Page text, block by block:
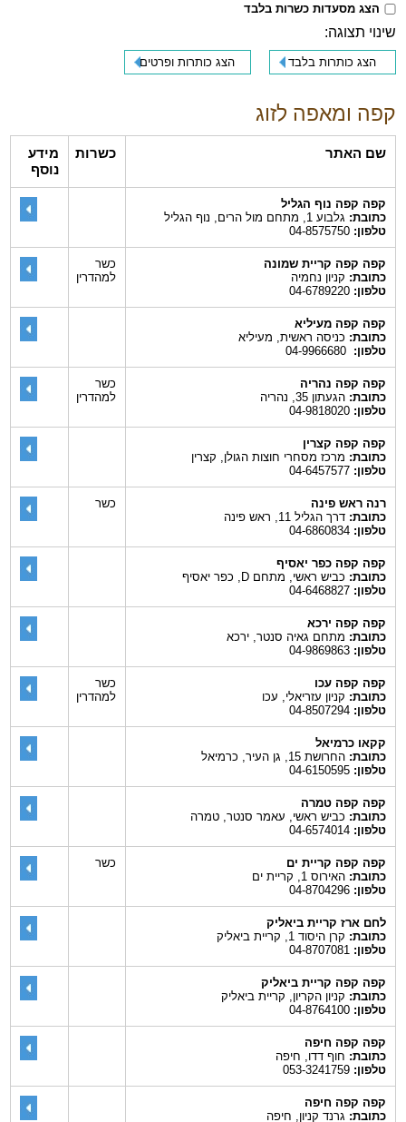
הצג מסעדות כשרות בלבד
שינוי תצוגה:
הצג כותרות בלבד הצג כותרות ופרטים
קפה ומאפה לזוג
שם האתר כשרות
מידע
נוסף
קפה קפה נוף הגליל
כתובת:גלבוע 1, מתחם מול הרים, נוף הגליל
טלפון:04-8575750
קפה קפה קריית שמונה
כתובת:קניון נחמיה
טלפון:04-6789220
כשר
למהדרין
קפה קפה מעיליא
כתובת:כניסה ראשית, מעיליא
טלפון:04-9966680
קפה קפה נהריה
כתובת:הגעתון 35, נהריה
טלפון:04-9818020
כשר
למהדרין
קפה קפה קצרין
כתובת:מרכז מסחרי חוצות הגולן, קצרין
טלפון:04-6457577
רנה ראש פינה
כתובת:דרך הגליל 11, ראש פינה
טלפון:04-6860834
כשר
קפה קפה כפר יאסיף
כתובת:כביש ראשי, מתחם D, כפר יאסיף
טלפון:04-6468827
קפה קפה ירכא
כתובת:מתחם גאיה סנטר, ירכא
טלפון:04-9869863
קפה קפה עכו
כתובת:קניון עזריאלי, עכו
טלפון:04-8507294
כשר
למהדרין
קקאו כרמיאל
כתובת:החרושת 15, גן העיר, כרמיאל
טלפון:04-6150595
קפה קפה טמרה
כתובת:כביש ראשי, עאמר סנטר, טמרה
טלפון:04-6574014
קפה קפה קריית ים
כתובת:האירוס 1, קריית ים
טלפון:04-8704296
כשר
לחם ארז קריית ביאליק
כתובת:קרן היסוד 1, קריית ביאליק
טלפון:04-8707081
קפה קפה קריית ביאליק
כתובת:קניון הקריון, קריית ביאליק
טלפון:04-8764100
קפה קפה חיפה
כתובת:חוף דדו, חיפה
טלפון:053-3241759
קפה קפה חיפה
כתובת:גרנד קניון, חיפה